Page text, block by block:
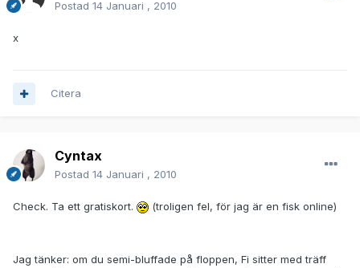
Postad 14 Januari , 2010
x
Citera
Cyntax
Postad 14 Januari , 2010
Check. Ta ett gratiskort. (troligen fel, för jag är en fisk online)
Jag tänker: om du semi-bluffade på floppen, Fi sitter med träff